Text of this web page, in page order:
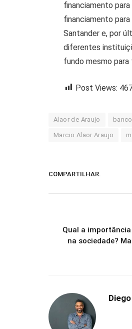
financiamento
financiamento
Santander e, por
diferentes
fundo mesmo para
Post Views:
Alaor de Araujo
Marcio Alaor Araujo
COMPARTILHAR.
Qual a
na sociedade?